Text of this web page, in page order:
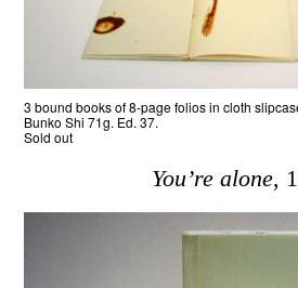
3 bound books of 8-page folios in cloth
Bunko Shi 71g. Ed. 37.
Sold out
You’re alone,